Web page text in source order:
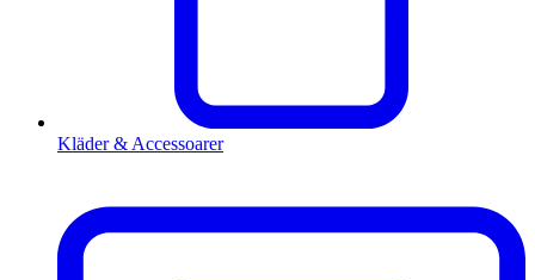
Kläder & Accessoarer